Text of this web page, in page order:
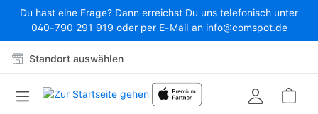
Zum Hauptinhalt springen
Du hast eine Frage? Dann erreichst Du uns telefonisch unter
040-790 291 919 oder per E-Mail an info@comspot.de
Standort auswählen